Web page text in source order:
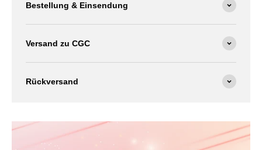
Bestellung & Einsendung
Versand zu CGC
Rückversand